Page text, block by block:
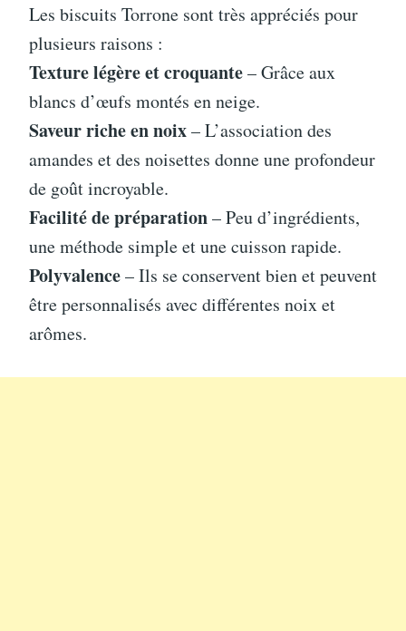
Les biscuits Torrone sont très appréciés pour
plusieurs raisons :
Texture légère et croquante– Grâce aux
blancs d’œufs montés en neige.
Saveur riche en noix– L’association des
amandes et des noisettes donne une profondeur
de goût incroyable.
Facilité de préparation– Peu d’ingrédients,
une méthode simple et une cuisson rapide.
Polyvalence– Ils se conservent bien et peuvent
être personnalisés avec différentes noix et
arômes.